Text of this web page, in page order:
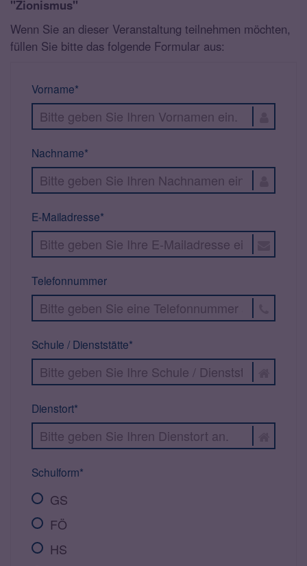
"Zionismus"
Wenn Sie an dieser Veranstaltung teilnehmen möchten,
füllen Sie bitte das folgende Formular aus:
Vorname*
Nachname*
E-Mailadresse*
Telefonnummer
Schule / Dienststätte*
Dienstort*
Schulform*
GS
FÖ
HS